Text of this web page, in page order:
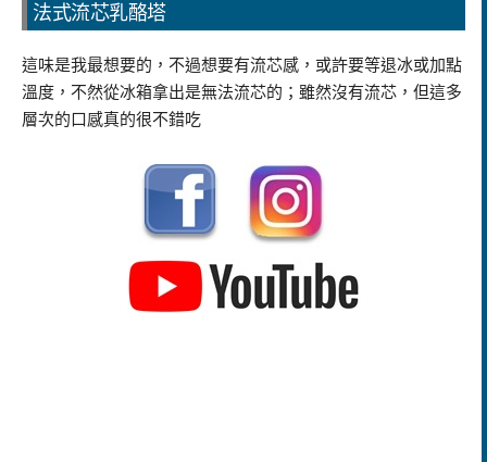
法式流芯乳酪塔
這味是我最想要的，不過想要有流芯感，或許要等退冰或加點
溫度，不然從冰箱拿出是無法流芯的；雖然沒有流芯，但這多
層次的口感真的很不錯吃